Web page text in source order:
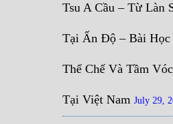
Tsu A Cầu – Từ Làn
Tại Ấn Độ – Bài Học
Thể Chế Và Tầm
Tại Việt Nam July 29,